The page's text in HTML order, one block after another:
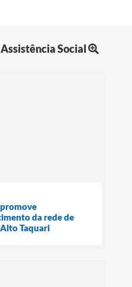
Assistência Social
promove
da rede de
Taquari